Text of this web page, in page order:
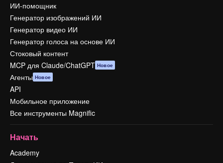
ИИ-помощник
Генератор изображений ИИ
Генератор видео ИИ
Генератор голоса на основе ИИ
Стоковый контент
MCP для Claude/ChatGPT Новое
Агенты Новое
API
Мобильное приложение
Все инструменты Magnific
Начать
Academy